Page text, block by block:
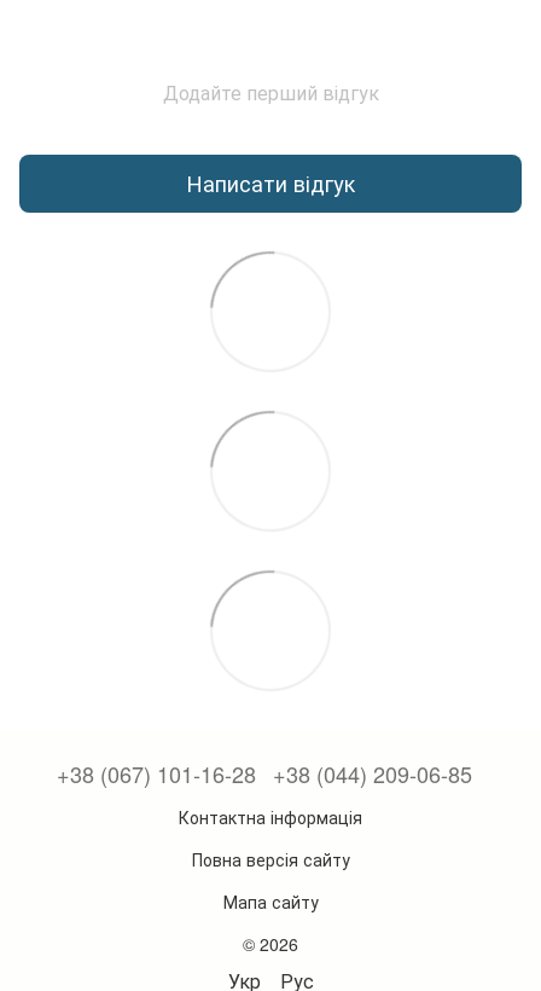
Додайте перший відгук
Написати відгук
+38 (067) 101-16-28 +38 (044) 209-06-85
Контактна інформація
Повна версія сайту
Мапа сайту
© 2026
Укр Рус